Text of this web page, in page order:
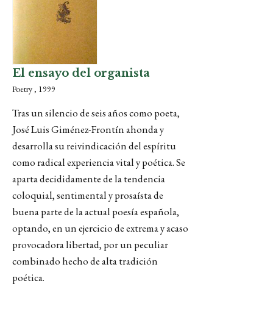
El ensayo del organista
Poetry , 1999
Tras un silencio de seis años como poeta,
José Luis Giménez-Frontín ahonda y
desarrolla su reivindicación del espíritu
como radical experiencia vital y poética. Se
aparta decididamente de la tendencia
coloquial, sentimental y prosaísta de
buena parte de la actual poesía española,
optando, en un ejercicio de extrema y acaso
provocadora libertad, por un peculiar
combinado hecho de alta tradición
poética.